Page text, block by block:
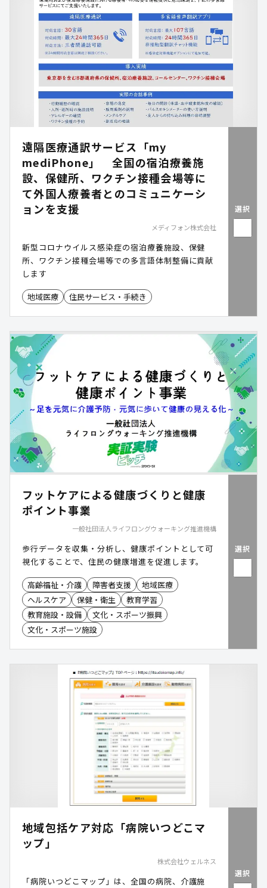
遠隔医療通訳サービス「my
mediPhone」 全国の宿泊療養施
設、保健所、ワクチン接種会場等に
て外国人療養者とのコミュニケーシ
ョンを支援
メディフォン株式会社
新型コロナウイルス感染症の宿泊療養施設、保健
所、ワクチン接種会場等での多言語体制整備に貢献
します
地域医療 住民サービス・手続き
選択
フットケアによる健康づくりと健康
ポイント事業
一般社団法人ライフロングウォーキング推進機構
歩行データを収集・分析し、健康ポイントとして可
視化することで、住民の健康増進を促進します。
高齢福祉・介護 障害者支援
地域医療
ヘルスケア
保健・衛生
教育学習
教育施設・設備
文化・スポーツ振興
文化・スポーツ施設
選択
地域包括ケア対応「病院いつどこマ
ップ」
株式会社ウェルネス
「病院いつどこマップ」は、全国の病院、介護施
選択